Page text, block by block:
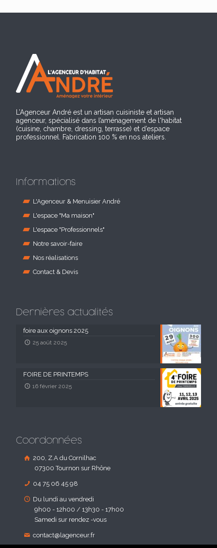
L’Agenceur André est un artisan cuisiniste et artisan
agenceur, spécialisé dans l’aménagement de l'habitat
(cuisine, chambre, dressing, terrasse) et d’espace
professionnel. Fabrication 100 % en nos ateliers.
Informations
L'Agenceur & Menuisier André
L'espace "Ma maison"
L'espace "Professionnels"
Notre savoir-faire
Nos réalisations
Contact & Devis
Dernières actualités
foire aux oignons 2025
25 août 2025
FOIRE DE PRINTEMPS
16 février 2025
Coordonnées
200, Z.A du Cornilhac
07300 Tournon sur Rhône
04 75 06 45 98
Du lundi au vendredi
9h00 - 12h00 / 13h30 - 17h00
Samedi sur rendez -vous
contact@lagenceur.fr